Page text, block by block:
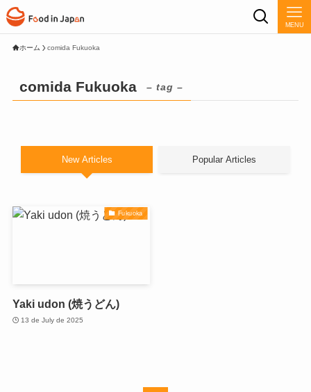
MENU
ホーム comida Fukuoka
comida Fukuoka – tag –
New Articles Popular Articles
Fukuoka
Yaki udon (焼うどん)
13 de July de 2025